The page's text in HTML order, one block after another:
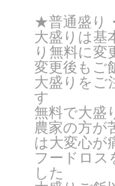
★普通盛り
大盛りは基
り無料に変
変更後もご
大盛りをご
す
無料で大盛
農家の方が
は大変心が
フードロス
した